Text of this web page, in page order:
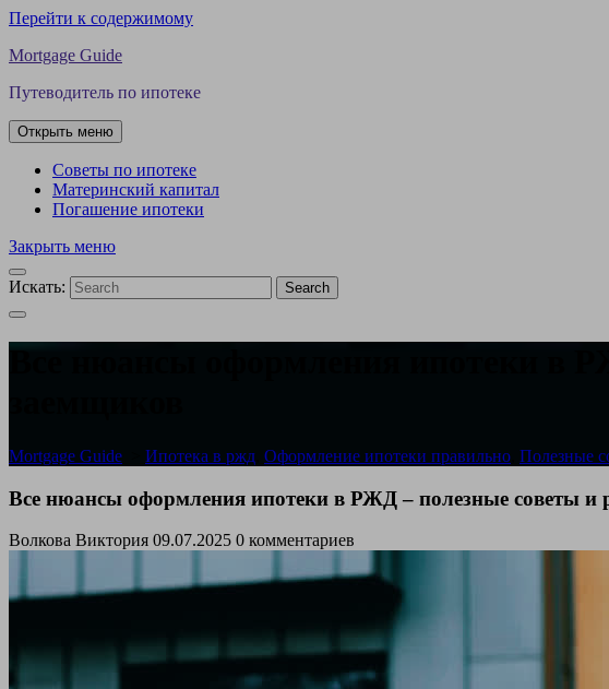
Перейти к содержимому
Mortgage Guide
Путеводитель по ипотеке
Открыть меню
Советы по ипотеке
Материнский капитал
Погашение ипотеки
Закрыть меню
Искать: Search
Mortgage Guide Ипотека в ржд Оформление ипотеки правильно Полезные
Все нюансы оформления ипотеки в РЖД – полезные советы и
Волкова Виктория 09.07.2025 0 комментариев